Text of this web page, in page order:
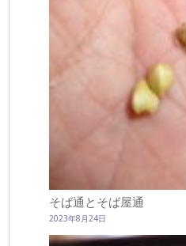
そば通とそば屋通
2023年8月24日